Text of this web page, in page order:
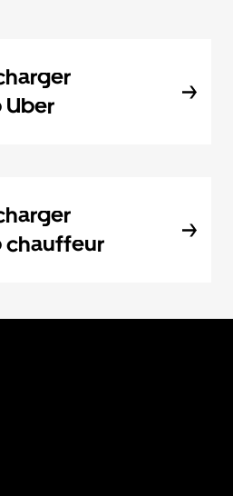
Uber
chauffeur